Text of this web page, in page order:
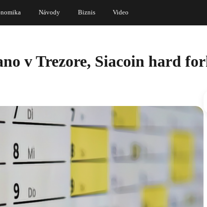
Návody Biznis Video
v Trezore, Siacoin hard